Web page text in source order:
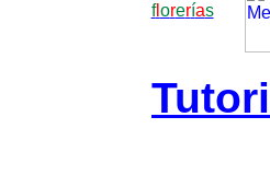
florerías